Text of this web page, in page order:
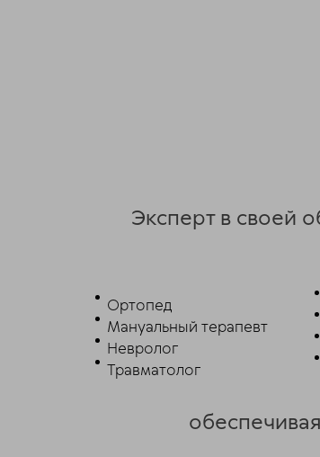
Эксперт в своей
Ортопед
Мануальный терапевт
Невролог
Травматолог